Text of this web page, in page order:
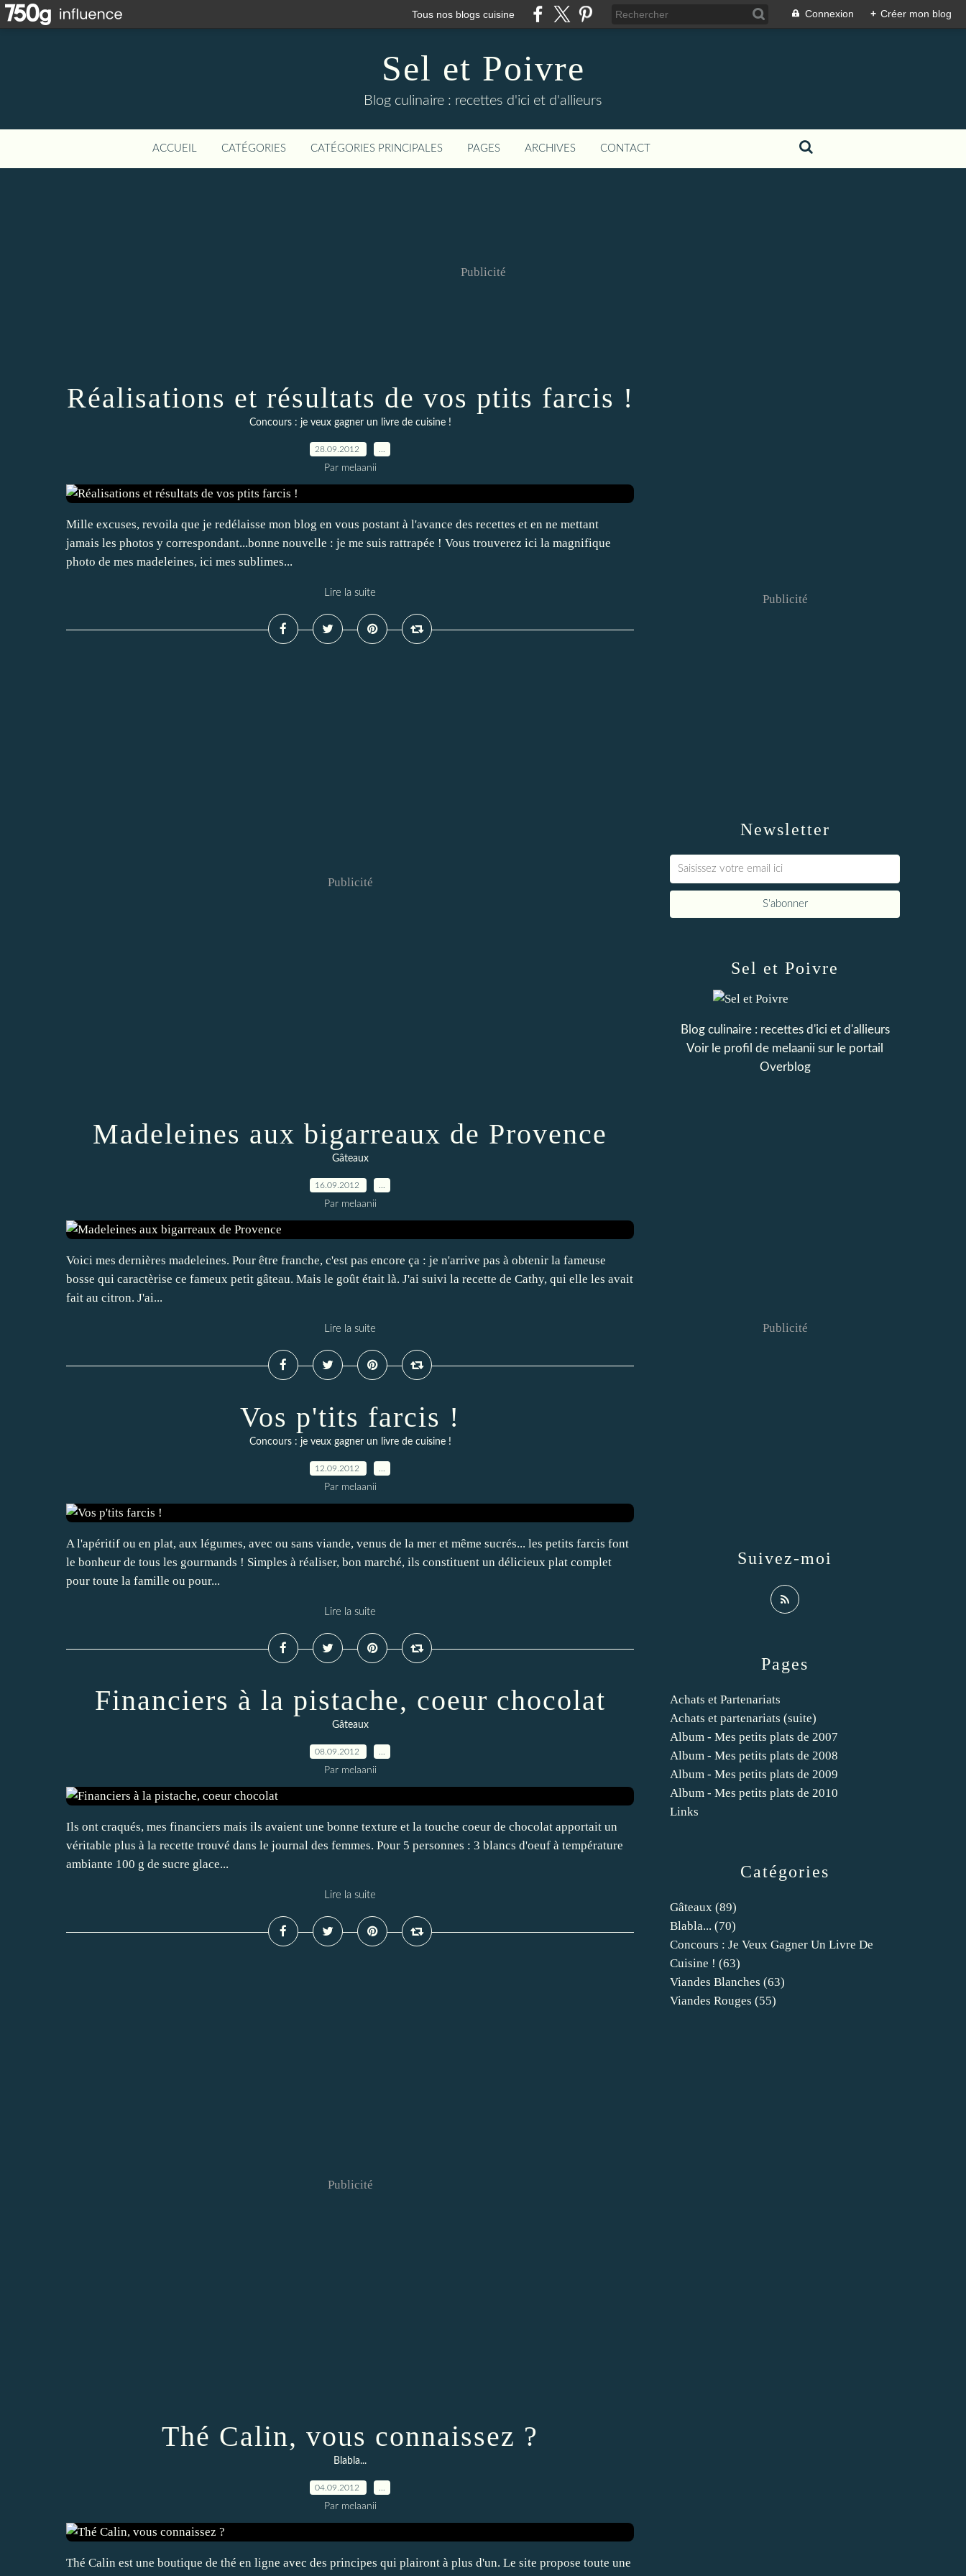
Tous nos blogs cuisine Connexion + Créer mon blog
Sel et Poivre
Blog culinaire : recettes d'ici et d'allieurs
ACCUEIL CATÉGORIES CATÉGORIES PRINCIPALES PAGES ARCHIVES CONTACT
Publicité
Réalisations et résultats de vos ptits farcis !
Concours : je veux gagner un livre de cuisine !
28.09.2012
Par melaanii
Mille excuses, revoila que je redélaisse mon blog en vous postant à l'avance des recettes et en ne mettant
jamais les photos y correspondant...bonne nouvelle : je me suis rattrapée ! Vous trouverez ici la magnifique
photo de mes madeleines, ici mes sublimes...
Lire la suite
Publicité
Madeleines aux bigarreaux de Provence
Gâteaux
16.09.2012
Par melaanii
Voici mes dernières madeleines. Pour être franche, c'est pas encore ça : je n'arrive pas à obtenir la fameuse
bosse qui caractèrise ce fameux petit gâteau. Mais le goût était là. J'ai suivi la recette de Cathy, qui elle les avait
fait au citron. J'ai...
Lire la suite
Vos p'tits farcis !
Concours : je veux gagner un livre de cuisine !
12.09.2012
Par melaanii
A l'apéritif ou en plat, aux légumes, avec ou sans viande, venus de la mer et même sucrés... les petits farcis font
le bonheur de tous les gourmands ! Simples à réaliser, bon marché, ils constituent un délicieux plat complet
pour toute la famille ou pour...
Lire la suite
Financiers à la pistache, coeur chocolat
Gâteaux
08.09.2012
Par melaanii
Ils ont craqués, mes financiers mais ils avaient une bonne texture et la touche coeur de chocolat apportait un
véritable plus à la recette trouvé dans le journal des femmes. Pour 5 personnes : 3 blancs d'oeuf à température
ambiante 100 g de sucre glace...
Lire la suite
Publicité
Thé Calin, vous connaissez ?
Blabla...
04.09.2012
Par melaanii
Thé Calin est une boutique de thé en ligne avec des principes qui plairont à plus d'un. Le site propose toute une
Newsletter
Publicité
Catégories
Gâteaux (89)
Blabla... (70)
Concours : Je Veux Gagner Un Livre De
Cuisine ! (63)
Viandes Blanches (63)
Viandes Rouges (55)
Pages
Achats et Partenariats
Achats et partenariats (suite)
Album - Mes petits plats de 2007
Album - Mes petits plats de 2008
Album - Mes petits plats de 2009
Album - Mes petits plats de 2010
Links
Sel et Poivre
Blog culinaire : recettes d'ici et d'allieurs
Voir le profil de melaanii sur le portail
Overblog
Suivez-moi
Publicité